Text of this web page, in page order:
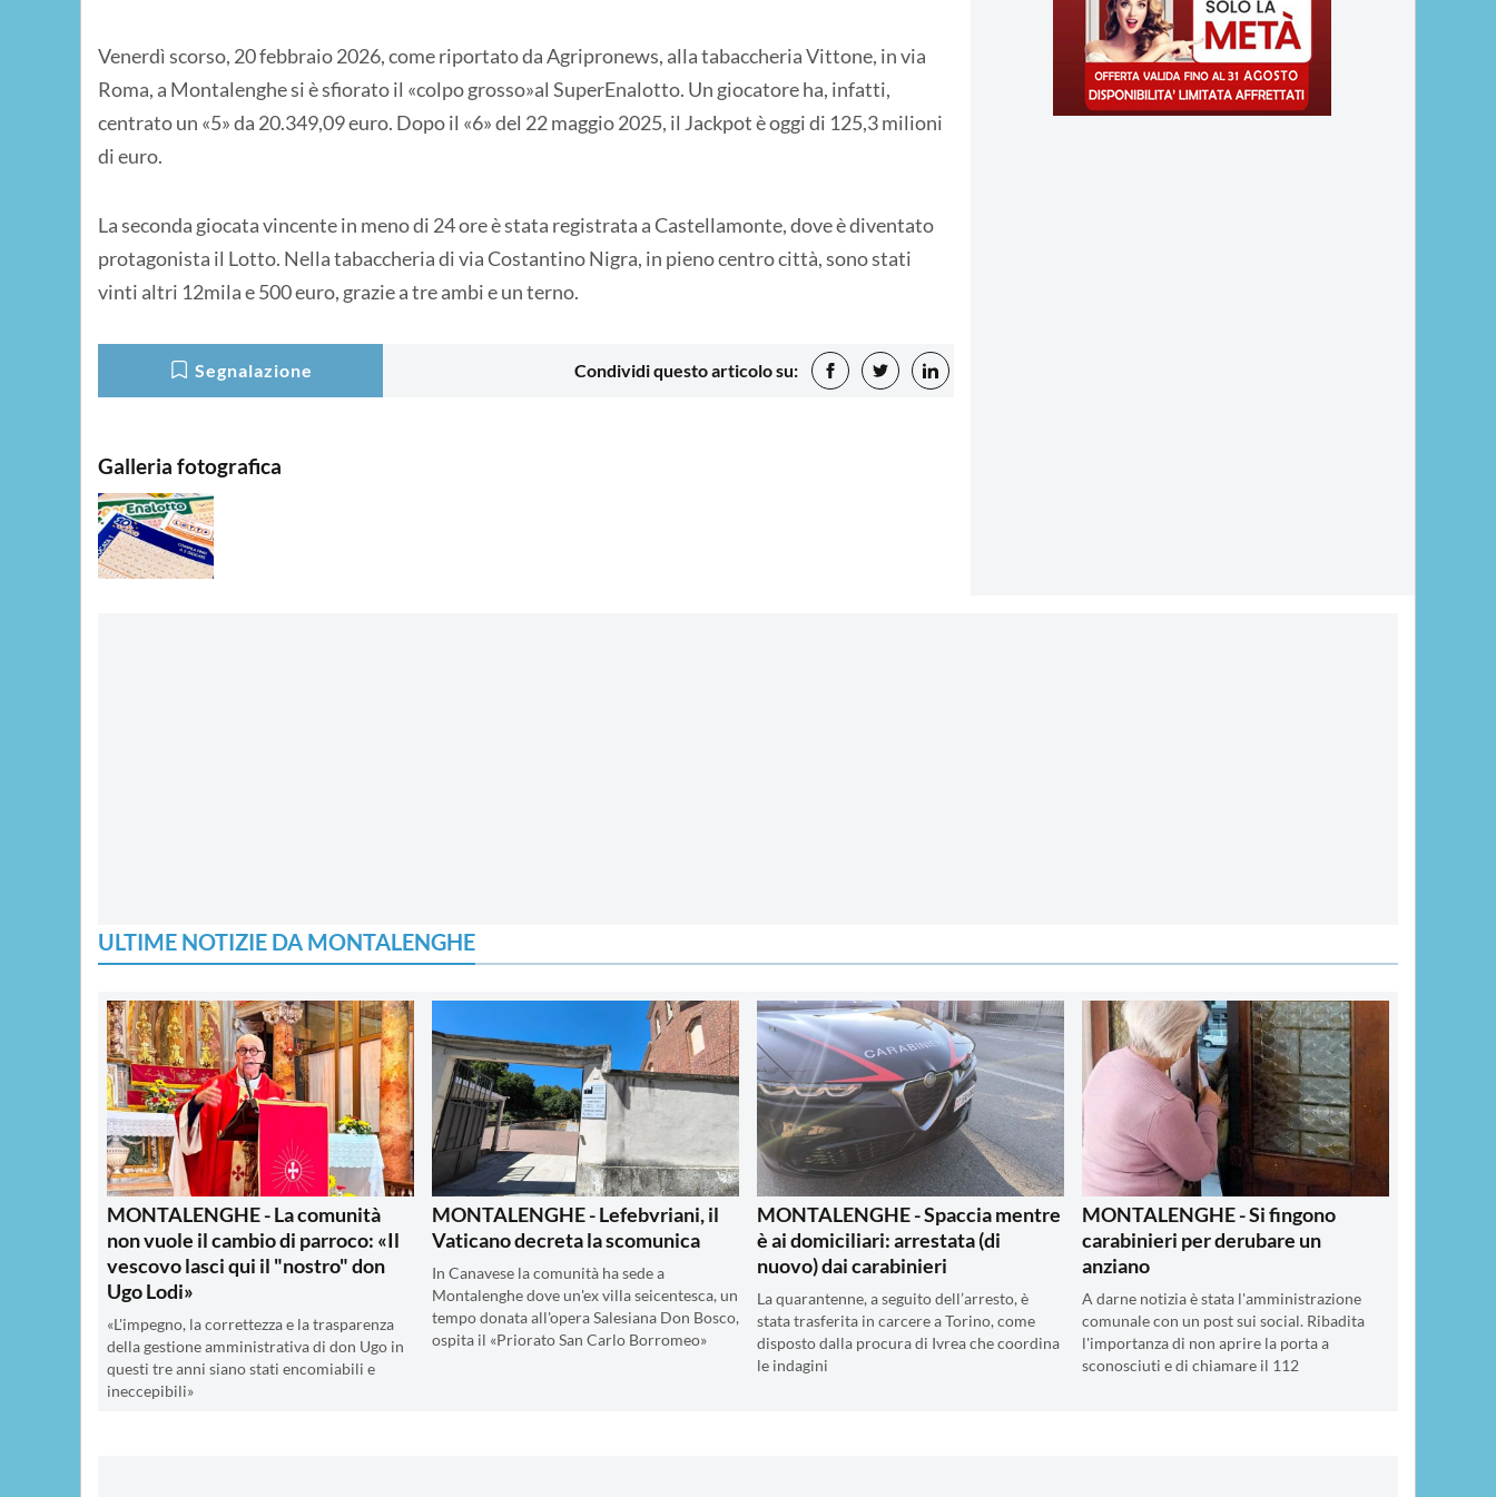
Venerdì scorso, 20 febbraio 2026, come riportato da Agripronews, alla tabaccheria Vittone, in via
Roma, a Montalenghe si è sfiorato il «colpo grosso»al SuperEnalotto. Un giocatore ha, infatti,
centrato un «5» da 20.349,09 euro. Dopo il «6» del 22 maggio 2025, il Jackpot è oggi di 125,3 milioni
di euro.
La seconda giocata vincente in meno di 24 ore è stata registrata a Castellamonte, dove è diventato
protagonista il Lotto. Nella tabaccheria di via Costantino Nigra, in pieno centro città, sono stati
vinti altri 12mila e 500 euro, grazie a tre ambi e un terno.
Segnalazione Condividi questo articolo su:
Galleria fotografica
ULTIME NOTIZIE DA MONTALENGHE
MONTALENGHE - La comunità
non vuole il cambio di parroco: «Il
vescovo lasci qui il "nostro" don
Ugo Lodi»
«L'impegno, la correttezza e la trasparenza
della gestione amministrativa di don Ugo in
questi tre anni siano stati encomiabili e
ineccepibili»
MONTALENGHE - Lefebvriani, il
Vaticano decreta la scomunica
In Canavese la comunità ha sede a
Montalenghe dove un'ex villa seicentesca, un
tempo donata all'opera Salesiana Don Bosco,
ospita il «Priorato San Carlo Borromeo»
MONTALENGHE - Spaccia mentre
è ai domiciliari: arrestata (di
nuovo) dai carabinieri
La quarantenne, a seguito dell’arresto, è
stata trasferita in carcere a Torino, come
disposto dalla procura di Ivrea che coordina
le indagini
MONTALENGHE - Si fingono
carabinieri per derubare un
anziano
A darne notizia è stata l'amministrazione
comunale con un post sui social. Ribadita
l'importanza di non aprire la porta a
sconosciuti e di chiamare il 112